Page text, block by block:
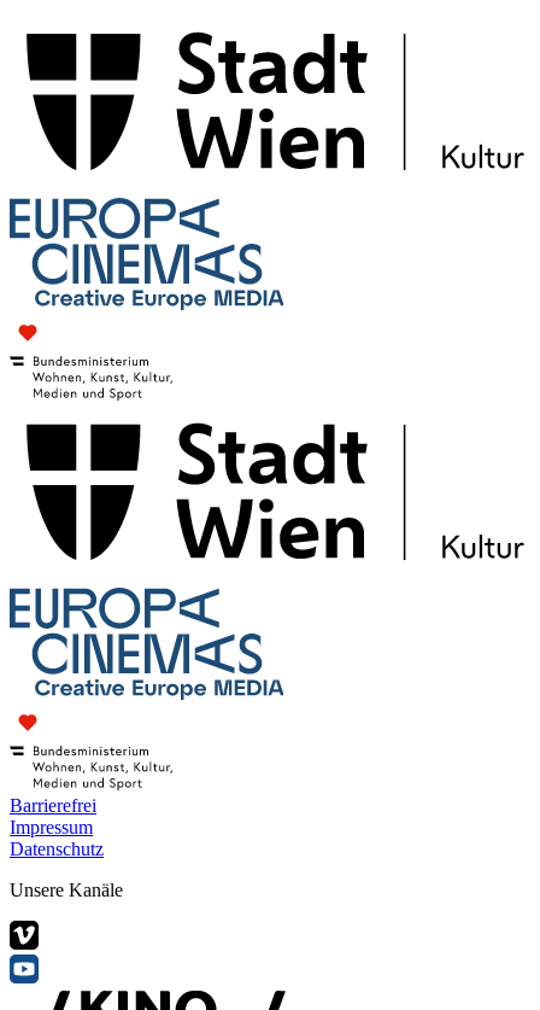
Barrierefrei
Impressum
Datenschutz
Unsere Kanäle